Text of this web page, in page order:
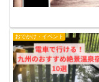
おでかけ・イベント